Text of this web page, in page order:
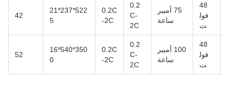
48
فول
ت
75 أمبير
ساعة
0.2
C-
2C
0.2C
-2C
522*237*21
5
42
48
فول
ت
100 أمبير
ساعة
0.2
C-
2C
0.2C
-2C
350*540*16
0
52